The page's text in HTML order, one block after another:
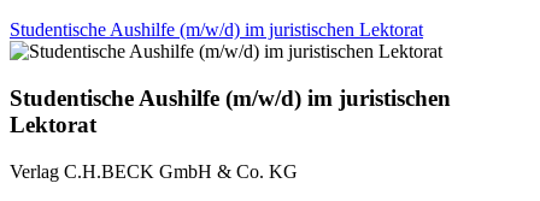
Studentische Aushilfe (m/w/d) im juristischen Lektorat
Studentische Aushilfe (m/w/d) im juristischen
Lektorat
Verlag C.H.BECK GmbH & Co. KG